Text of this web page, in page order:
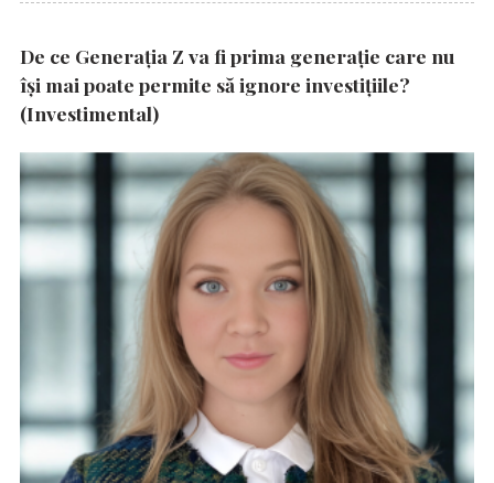
De ce Generația Z va fi prima generație care nu
își mai poate permite să ignore investițiile?
(Investimental)